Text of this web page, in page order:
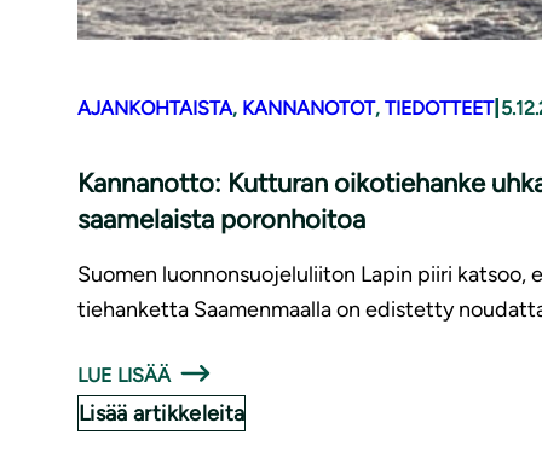
AJANKOHTAISTA, KANNANOTOT, TIEDOTTEET|
Kannanotto: Kutturan oikotiehanke
saamelaista poronhoitoa
Suomen luonnonsuojeluliiton Lapin piiri
tiehanketta Saamenmaalla on edistetty
LUE LISÄÄ
Lisää artikkeleita